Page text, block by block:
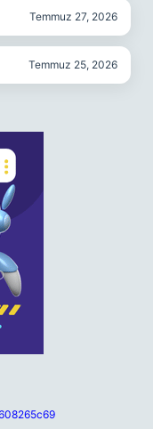
Temmuz 27, 2026
Temmuz 25, 2026